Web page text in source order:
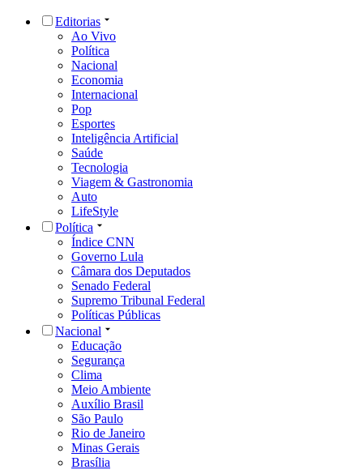
Editorias
Ao Vivo
Política
Nacional
Economia
Internacional
Pop
Esportes
Inteligência Artificial
Saúde
Tecnologia
Viagem & Gastronomia
Auto
LifeStyle
Política
Índice CNN
Governo Lula
Câmara dos Deputados
Senado Federal
Supremo Tribunal Federal
Políticas Públicas
Nacional
Educação
Segurança
Clima
Meio Ambiente
Auxílio Brasil
São Paulo
Rio de Janeiro
Minas Gerais
Brasília